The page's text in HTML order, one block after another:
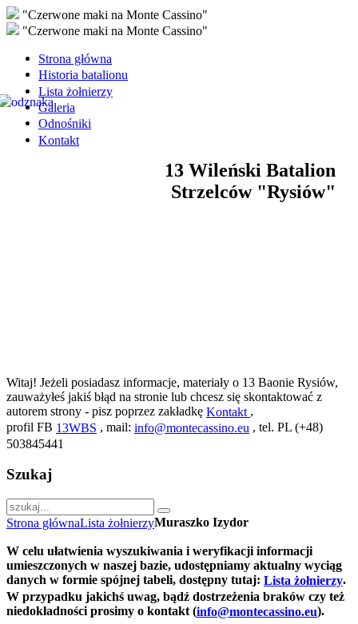
"Czerwone maki na Monte Cassino"
"Czerwone maki na Monte Cassino"
Strona główna
Historia batalionu
Lista żołnierzy
Galeria
Odnośniki
Kontakt
13 Wileński Batalion
Strzelców "Rysiów"
Witaj! Jeżeli posiadasz informacje, materiały o 13 Baonie Rysiów,
zauważyłeś jakiś błąd na stronie lub chcesz się skontaktować z
autorem strony - pisz poprzez zakładkę Kontakt ,
profil FB 13WBS , mail: info@montecassino.eu , tel. PL (+48)
503845441
Szukaj
Strona głównaLista żołnierzyMuraszko Izydor
W celu ułatwienia wyszukiwania i weryfikacji informacji
umieszczonych w naszej bazie, udostępniamy aktualny wyciąg
danych w formie spójnej tabeli, dostępny tutaj: Lista żołnierzy.
W przypadku jakichś uwag, bądź dostrzeżenia braków czy też
niedokładności prosimy o kontakt (info@montecassino.eu).